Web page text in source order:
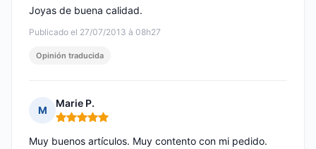
Publicado el 27/07/2013 à 08h27
Joyas de buena calidad.
Opinión traducida
M
Marie P.
Nota: 5 de 5
Muy buenos artículos. Muy contento con mi pedido.